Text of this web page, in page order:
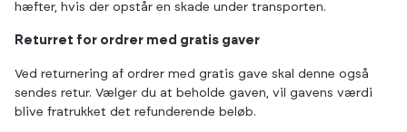
hæfter, hvis der opstår en skade under transporten.
Returret for ordrer med gratis gaver
Ved returnering af ordrer med gratis gave skal denne også
sendes retur. Vælger du at beholde gaven, vil gavens værdi
blive fratrukket det refunderende beløb.